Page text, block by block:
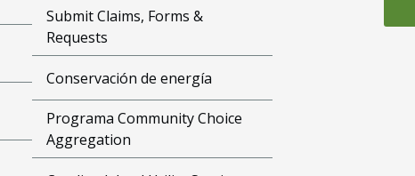
Submit Claims, Forms &
Requests
Conservación de energía
Programa Community Choice
Aggregation